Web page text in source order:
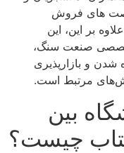
های فروش
بر این، این
تخصصی صنعت سنگ،
شدن و بازارپذیری
مرتبط است.
بین
چیست؟